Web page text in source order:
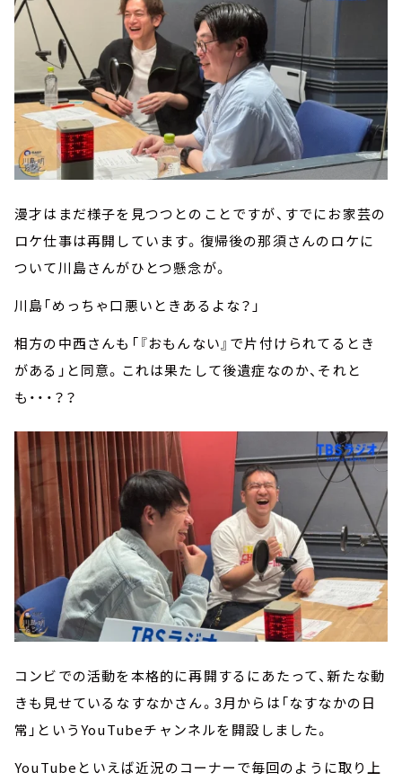
漫才はまだ様子を見つつとのことですが、すでにお家芸の
ロケ仕事は再開しています。復帰後の那須さんのロケに
ついて川島さんがひとつ懸念が。
川島「めっちゃ口悪いときあるよな？」
相方の中西さんも「『おもんない』で片付けられてるとき
がある」と同意。これは果たして後遺症なのか、それと
も・・・？？
コンビでの活動を本格的に再開するにあたって、新たな動
きも見せているなすなかさん。3月からは「なすなかの日
常」というYouTubeチャンネルを開設しました。
YouTubeといえば近況のコーナーで毎回のように取り上